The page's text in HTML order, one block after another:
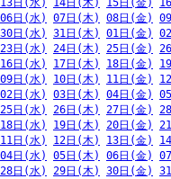
13日(水) 14日(木) 15日(金)
06日(水) 07日(木) 08日(金)
30日(水) 31日(木) 01日(金)
23日(水) 24日(木) 25日(金)
16日(水) 17日(木) 18日(金)
09日(水) 10日(木) 11日(金)
02日(水) 03日(木) 04日(金)
25日(水) 26日(木) 27日(金)
18日(水) 19日(木) 20日(金)
11日(水) 12日(木) 13日(金)
04日(水) 05日(木) 06日(金)
28日(水) 29日(木) 30日(金)